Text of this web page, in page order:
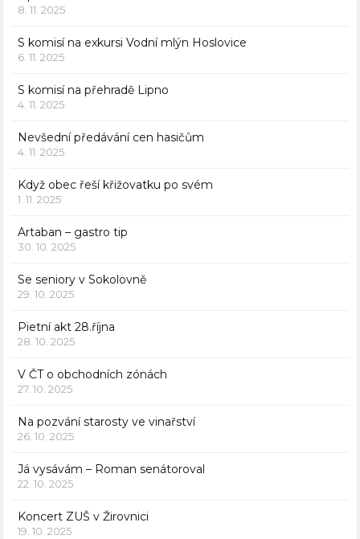
8. 11. 2025
S komisí na exkursi Vodní mlýn Hoslovice
6. 11. 2025
S komisí na přehradě Lipno
4. 11. 2025
Nevšední předávání cen hasičům
4. 11. 2025
Když obec řeší křižovatku po svém
1. 11. 2025
Artaban – gastro tip
30. 10. 2025
Se seniory v Sokolovně
29. 10. 2025
Pietní akt 28.října
28. 10. 2025
V ČT o obchodních zónách
27. 10. 2025
Na pozvání starosty ve vinařství
26. 10. 2025
Já vysávám – Roman senátoroval
22. 10. 2025
Koncert ZUŠ v Žirovnici
19. 10. 2025